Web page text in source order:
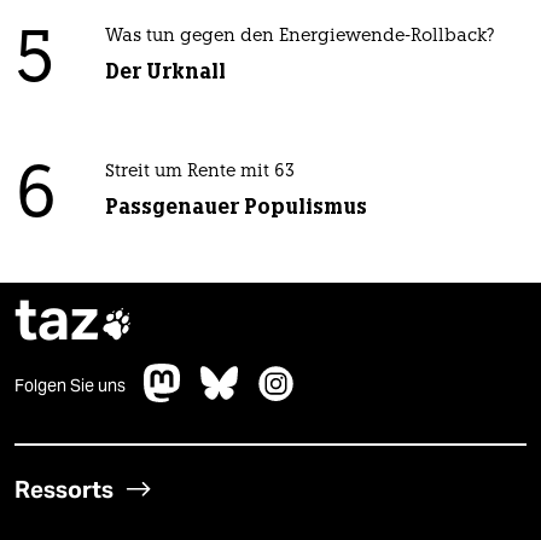
5 Was tun gegen den Energiewende-Rollback?
Der Urknall
6 Streit um Rente mit 63
Passgenauer Populismus
taz
Folgen Sie uns
Ressorts